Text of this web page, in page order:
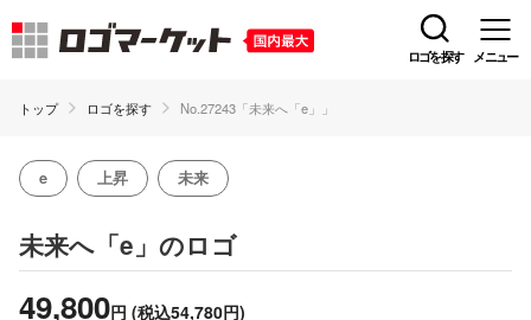
ロゴを探す メニュー
トップ ロゴを探す No.27243「未来へ「e」」
e 上昇 未来
未来へ「e」 のロゴ
49,800円 (税込54,780円)